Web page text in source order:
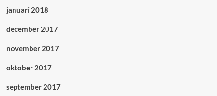
januari 2018
december 2017
november 2017
oktober 2017
september 2017